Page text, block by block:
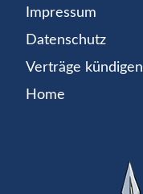
Impressum
Datenschutz
Verträge kündigen
Home